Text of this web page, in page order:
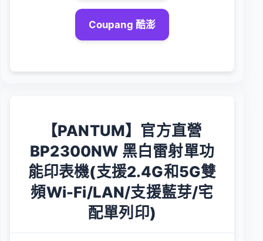
Coupang 酷澎
【PANTUM】官方直營
BP2300NW 黑白雷射單功
能印表機(支援2.4G和5G雙
頻Wi-Fi/LAN/支援藍芽/宅
配單列印)